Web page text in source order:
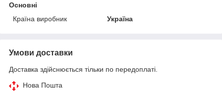
Основні
Країна виробник
Україна
Умови доставки
Доставка здійснюється тільки по передоплаті.
Нова Пошта